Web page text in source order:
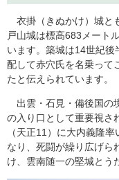
衣掛（きぬかけ）城と
戸山城は標高683メート
います。築城は14世紀
配して赤穴氏を名乗って
たと伝えられています。
出雲・石見・備後国の
の入り口として重要視さ
（天正11）に大内義隆
なり、死闘が繰り広げら
け、雲南随一の堅城とう